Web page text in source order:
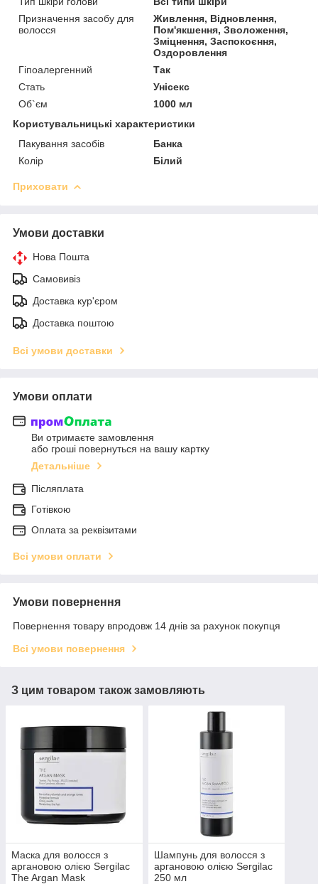
Призначення засобу для
волосся
Живлення, Відновлення,
Пом'якшення, Зволоження,
Зміцнення, Заспокоєння,
Оздоровлення
Гіпоалергенний
Так
Стать
Унісекс
Об`єм
1000 мл
Користувальницькі характеристики
Пакування засобів
Банка
Колір
Білий
Приховати
Умови доставки
Нова Пошта
Самовивіз
Доставка кур'єром
Доставка поштою
Всі умови доставки
Умови оплати
Ви отримаєте замовлення
або гроші повернуться на вашу картку
Детальніше
Післяплата
Готівкою
Оплата за реквізитами
Всі умови оплати
Умови повернення
Повернення товару впродовж 14 днів за рахунок покупця
Всі умови повернення
З цим товаром також замовляють
Маска для волосся з
аргановою олією Sergilac
The Argan Mask
Шампунь для волосся з
аргановою олією Sergilac
250 мл